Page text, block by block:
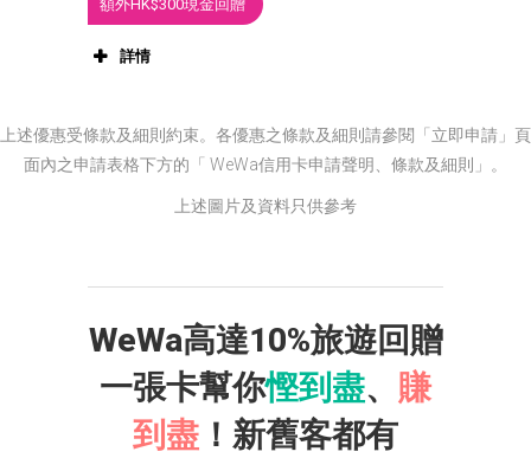
額外HK$300現金回贈
詳情
上述優惠受條款及細則約束。各優惠之條款及細則請參閱「立即申請」頁
面內之申請表格下方的「 WeWa信用卡申請聲明、條款及細則」。
上述圖片及資料只供參考
WeWa高達10%旅遊回贈
一張卡幫你慳到盡、 賺
到盡 ！ 新舊客都有